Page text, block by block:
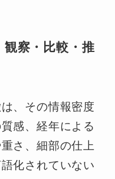
察・比較・推
、その情報密度
感、経年による
さ、細部の仕上
化されていない